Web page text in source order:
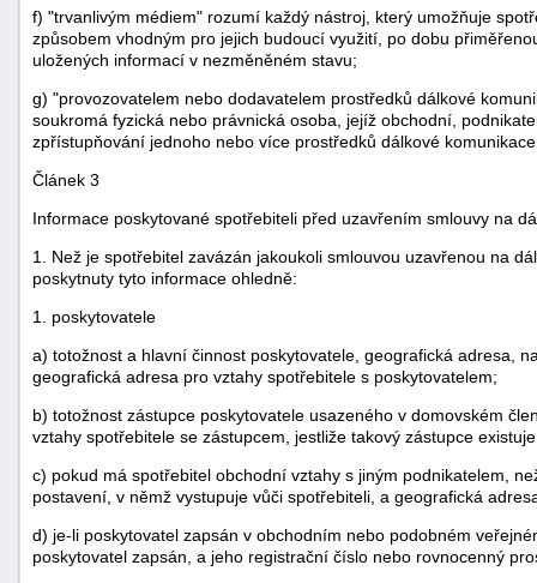
f) "trvanlivým médiem" rozumí každý nástroj, který umožňuje
způsobem vhodným pro jejich budoucí využití, po dobu
uložených informací v nezměněném stavu;
g) "provozovatelem nebo dodavatelem prostředků dálkové
soukromá fyzická nebo právnická osoba, jejíž obchodní,
zpřístupňování jednoho nebo více prostředků dálkové
Článek 3
Informace poskytované spotřebiteli před uzavřením smlouvy na
1. Než je spotřebitel zavázán jakoukoli smlouvou uzavřenou na
poskytnuty tyto informace ohledně:
1. poskytovatele
a) totožnost a hlavní činnost poskytovatele, geografická adresa,
geografická adresa pro vztahy spotřebitele s poskytovatelem;
b) totožnost zástupce poskytovatele usazeného v domovském
vztahy spotřebitele se zástupcem, jestliže takový zástupce
c) pokud má spotřebitel obchodní vztahy s jiným podnikatelem,
postavení, v němž vystupuje vůči spotřebiteli, a geografická
d) je-li poskytovatel zapsán v obchodním nebo podobném
poskytovatel zapsán, a jeho registrační číslo nebo rovnocenný